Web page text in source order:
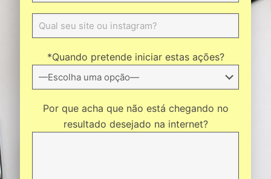
*Quando pretende iniciar estas ações?
Por que acha que não está chegando no
resultado desejado na internet?